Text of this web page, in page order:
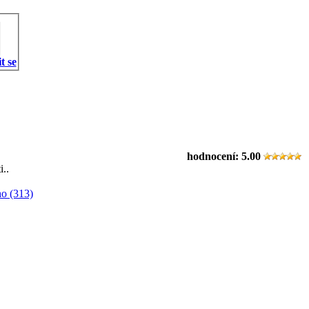
se
hodnocení: 5.00
(313)